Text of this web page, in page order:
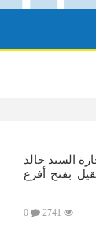
السيد خالد
بفتح أفرع